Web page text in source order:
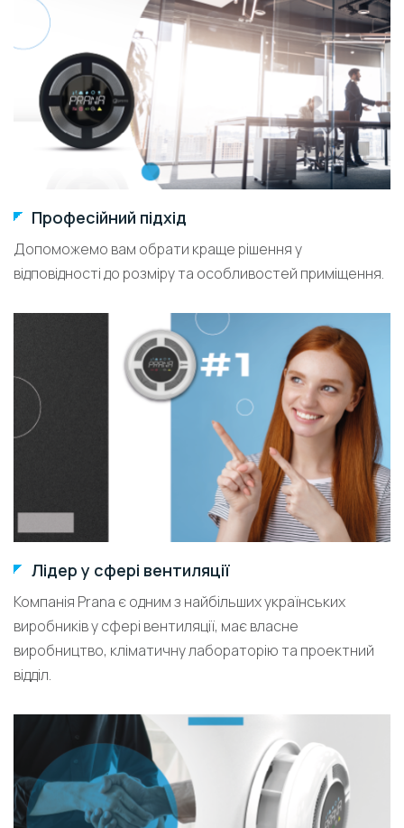
Професійний підхід
Допоможемо вам обрати краще рішення у
відповідності до розміру та особливостей приміщення.
Лідер у сфері вентиляції
Компанія Prana є одним з найбільших українських
виробників у сфері вентиляції, має власне
виробництво, кліматичну лабораторію та проектний
відділ.